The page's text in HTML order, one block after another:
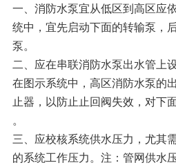
一、消防水泵宜从低区到高区应
统中，宜先启动下面的转输泵，
泵。
二、应在串联消防水泵出水管上
在图示系统中， 高区消防水泵的
止器，以防止止回阀失效，对下
。
三、应校核系统供水压力，尤其
的系统工作压力。注：管网供水